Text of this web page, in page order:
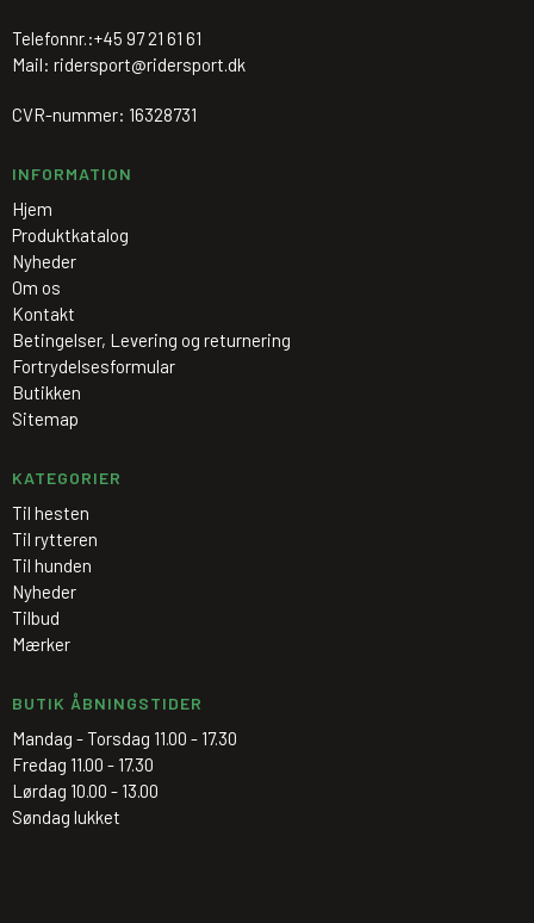
Telefonnr.:+45 97 21 61 61
Mail: ridersport@ridersport.dk
CVR-nummer: 16328731
INFORMATION
Hjem
Produktkatalog
Nyheder
Om os
Kontakt
Betingelser, Levering og returnering
Fortrydelsesformular
Butikken
Sitemap
KATEGORIER
Til hesten
Til rytteren
Til hunden
Nyheder
Tilbud
Mærker
BUTIK ÅBNINGSTIDER
Mandag - Torsdag 11.00 - 17.30
Fredag 11.00 - 17.30
Lørdag 10.00 - 13.00
Søndag lukket